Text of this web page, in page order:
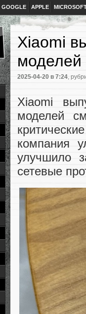
GOOGLE APPLE
Xiaomi
моделей
2025-04-20 в 7:24,
Xiaomi
моделей
компания
улучшило
сетевые